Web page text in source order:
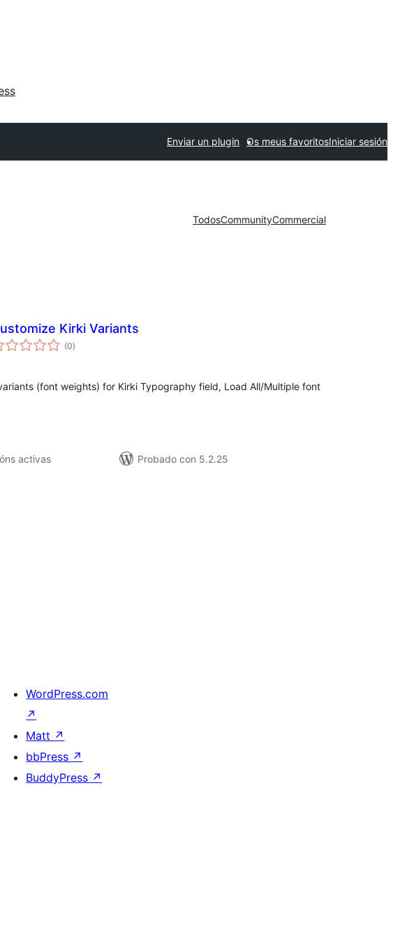
Enviar un plugin Os meus favoritosIniciar sesión
TodosCommunityCommercial
Kirki Variants
(0valoracións
totais
)
(font weights) for Kirki Typography field, Load All/Multiple font
activas
Probado con 5.2.25
WordPress.com
↗
Matt ↗
bbPress ↗
BuddyPress ↗